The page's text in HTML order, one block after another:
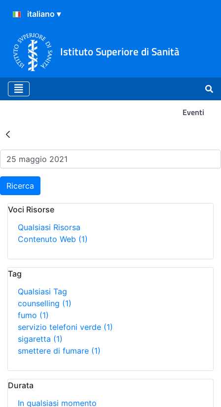
Istituto Superiore di Sanità
Eventi
Risultati della Ricerca -
Ricerca
Voci Risorse
Qualsiasi Risorsa
Contenuto Web (1)
Tag
Qualsiasi Tag
counselling (1)
fumo (1)
servizio telefoni verde (1)
sigaretta (1)
smettere di fumare (1)
Durata
In qualsiasi momento